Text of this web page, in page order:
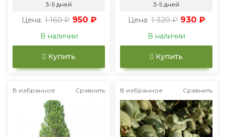
3-5 дней
Цена: 1 160 ₽ 950 ₽
В наличии
Купить
3-5 дней
Цена: 1 320 ₽ 930 ₽
В наличии
Купить
В избранное Сравнить В избранное Сравнить